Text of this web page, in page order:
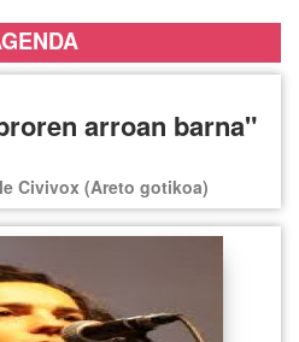
arroan barna"
Civivox (Areto gotikoa)